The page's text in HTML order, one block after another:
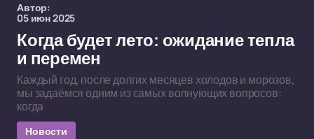
Автор:
05 июн 2025
Когда будет лето: ожидание тепла
и перемен
Каждый год, после долгих месяцев холодов и морозов,
мы задаёмся одним из самых волнующих вопросов:
когда
Новости